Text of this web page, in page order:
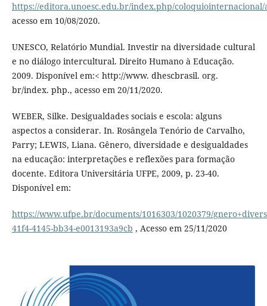
https://editora.unoesc.edu.br/index.php/
acesso em 10/08/2020.
UNESCO, Relatório Mundial. Investir na diversidade cultural
e no diálogo intercultural. Direito Humano à Educação.
2009. Disponível em:< http://www. dhescbrasil. org.
br/index. php., acesso em 20/11/2020.
WEBER, Silke. Desigualdades sociais e escola: alguns
aspectos a considerar. In. Rosângela Tenório de Carvalho,
Parry; LEWIS, Liana. Gênero, diversidade e desigualdades
na educação: interpretações e reflexões para formação
docente. Editora Universitária UFPE, 2009, p. 23-40.
Disponível em:
https://www.ufpe.br/documents/1016303/1020379/
41f4-4145-bb34-e0013193a9cb , Acesso em 25/11/2020